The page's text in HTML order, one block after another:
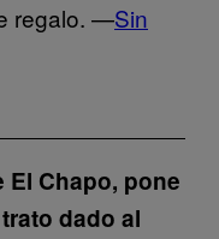
regalo. —Sin
El Chapo, pone
dado al